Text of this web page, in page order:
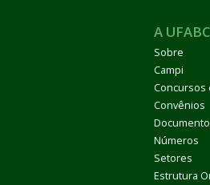
A UFABC
Sobre
Campi
Concursos
Convênios
Números
Setores
Estrutura